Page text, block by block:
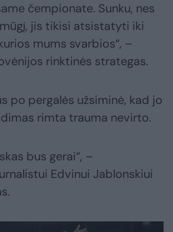
čempionate. Sunku, nes
jis tikisi atsistatyti iki
mums svarbios“, –
rinktinės strategas.
po pergalės užsiminė, kad jo
rimta trauma nevirto.
bus gerai“, –
Edvinui Jablonskiui